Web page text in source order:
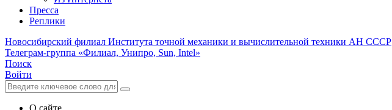
Пресса
Реплики
Новосибирский филиал Института точной механики и вычислительной техники АН СССР
Телеграм-группа «Филиал, Унипро, Sun, Intel»
Поиск
Войти
О сайте